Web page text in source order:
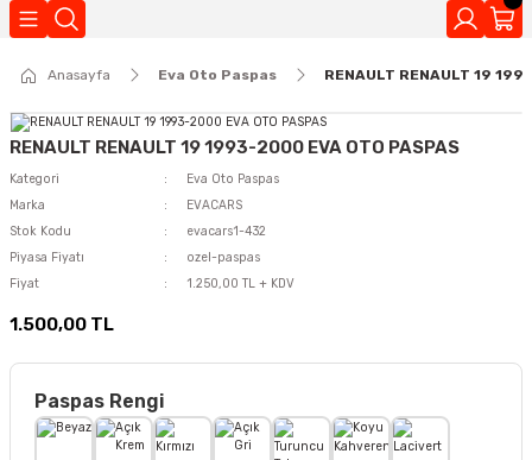
Anasayfa Eva Oto Paspas RENAULT RENAULT 19
RENAULT RENAULT 19 1993-2000 EVA OTO PASPAS
Kategori
Eva Oto Paspas
Marka
EVACARS
Stok Kodu
evacars1-432
Piyasa Fiyatı
ozel-paspas
Fiyat
1.250,00 TL + KDV
1.500,00 TL
Paspas Rengi